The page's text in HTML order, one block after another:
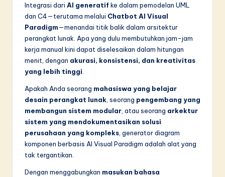
Integrasi dari AI generatif ke dalam pemodelan UML
dan C4—terutama melalui Chatbot AI Visual
Paradigm—menandai titik balik dalam arsitektur
perangkat lunak. Apa yang dulu membutuhkan jam-jam
kerja manual kini dapat diselesaikan dalam hitungan
menit, dengan akurasi, konsistensi, dan kreativitas
yang lebih tinggi.
Apakah Anda seorang mahasiswa yang belajar
desain perangkat lunak, seorang pengembang yang
membangun sistem modular, atau seorang arkektur
sistem yang mendokumentasikan solusi
perusahaan yang kompleks, generator diagram
komponen berbasis AI Visual Paradigm adalah alat yang
tak tergantikan.
Dengan menggabungkan masukan bahasa